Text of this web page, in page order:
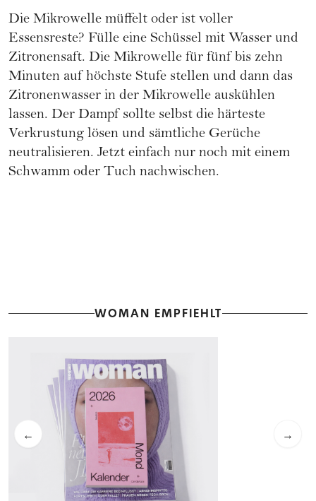
Die Mikrowelle müffelt oder ist voller
Essensreste? Fülle eine Schüssel mit Wasser und
Zitronensaft. Die Mikrowelle für fünf bis zehn
Minuten auf höchste Stufe stellen und dann das
Zitronenwasser in der Mikrowelle auskühlen
lassen. Der Dampf sollte selbst die härteste
Verkrustung lösen und sämtliche Gerüche
neutralisieren. Jetzt einfach nur noch mit einem
Schwamm oder Tuch nachwischen.
WOMAN EMPFIEHLT
← →